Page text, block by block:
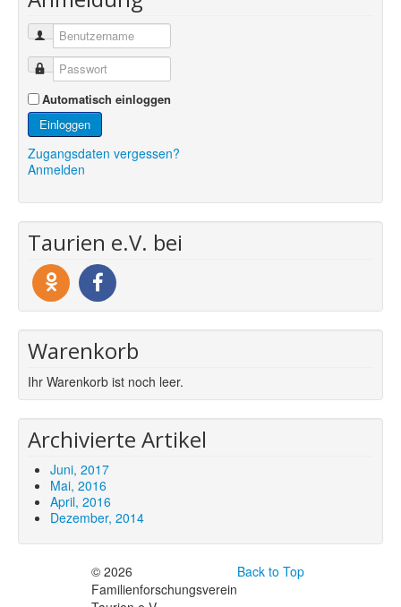
Automatisch einloggen
Einloggen
Zugangsdaten vergessen?
Anmelden
Taurien e.V. bei
Warenkorb
Ihr Warenkorb ist noch leer.
Archivierte Artikel
Juni, 2017
Mai, 2016
April, 2016
Dezember, 2014
Back to Top
© 2026
Familienforschungsverein